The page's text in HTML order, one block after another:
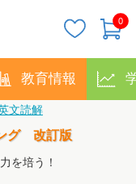
0
教育情報
文読解
グ 改訂版
を培う！